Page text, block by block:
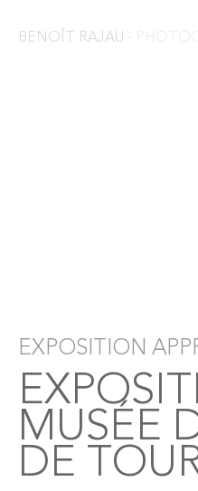
BENOÎT RAJAU
EXPOSITION
MUSÉE
DE